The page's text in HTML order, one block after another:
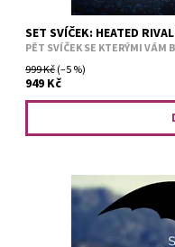
SET SVÍČEK: HEATED
PĚT SVÍČEK SE KTERÝMI VÁM
999 Kč(–5 %)
949 Kč
Violet - hrozen a kiwi.
jahoda a jogurt. Xaden -
broskev a bergamot. Liam